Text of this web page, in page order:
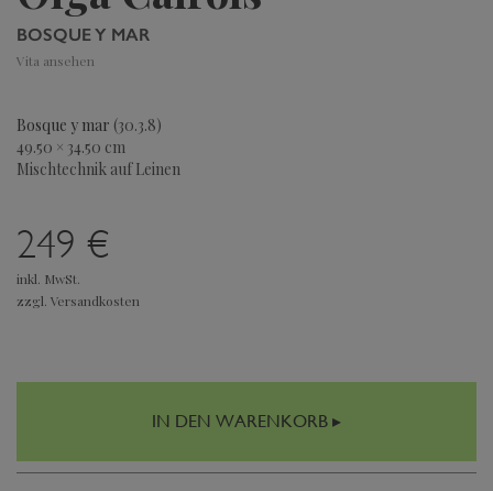
BOSQUE Y MAR
Vita ansehen
Bosque y mar (30.3.8)
49.50 × 34.50 cm
Mischtechnik auf Leinen
249 €
inkl. MwSt.
zzgl. Versandkosten
IN DEN WARENKORB ▸